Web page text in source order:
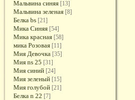
Мальвина синяя [13]
Мальвина зеленая [8]
Белка bs [21]
Мика Синяя [54]
Мика красная [58]
мика Розовая [11]
Мия Девочка [35]
Мия ns 25 [31]
Мия синий [24]
Мия зеленый [15]
Мия голубой [21]
Белка n 22 [7]